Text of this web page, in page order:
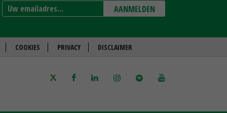
AANMELDEN
COOKIES PRIVACY DISCLAIMER